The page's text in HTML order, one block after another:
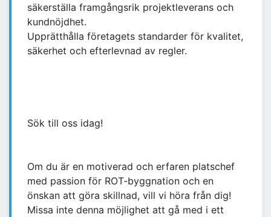
säkerställa framgångsrik projektleverans och
kundnöjdhet.
Upprätthålla företagets standarder för kvalitet,
säkerhet och efterlevnad av regler.
Sök till oss idag!
Om du är en motiverad och erfaren platschef
med passion för ROT-byggnation och en
önskan att göra skillnad, vill vi höra från dig!
Missa inte denna möjlighet att gå med i ett